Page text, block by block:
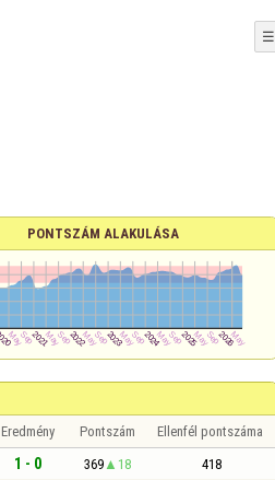
☰
PONTSZÁM ALAKULÁSA
Eredmény Pontszám Ellenfél pontszáma
1 - 0 369 18 418